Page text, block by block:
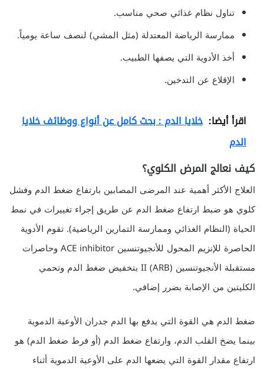
تناول نظام غذائي صحي مناسب.
ممارسة الرياضة المعتدلة (مثل المشي) لنصف ساعة يومياً.
أخذ الأدوية التي يصفها الطبيب.
الإقلاع عن التدخين.
اقرأ أيضا: خلايا الدم : بحث كامل عن أنواع ووظائف خلايا
الدم
كيف نعالج المرض الكلوي؟
العلاج الأكثر أهمية عند المرضى المصابين بارتفاع ضغط الدم وفشل
كلوي هو ضبط ارتفاع ضغط الدم عن طريق إجراء تغييرات في نمط
الحياة (النظام الغذائي وممارسة التمارين الرياضية). تقوم الأدوية
الحاصرة للإنزيم المحول للأنجيوتنسين ACE inhibitor وحاصرات
مستقبلة الأنجيوتنسين II (ARB) بتخفيض ضغط الدم وتحمي
الكليتين من الإصابة بضرر إضافي.
ضغط الدم هي القوة التي يدفع بها الدم جدران الأوعية الدموية
بينما يضخ القلب الدم، وارتفاع ضغط الدم (أو فرط ضغط الدم) هو
ارتفاع مقدار القوة التي يضعها الدم على الأوعية الدموية أثناء